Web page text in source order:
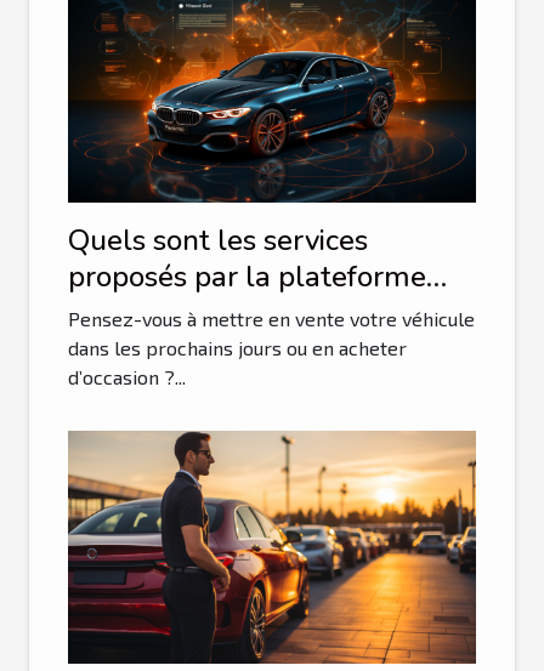
Quels sont les services
proposés par la plateforme
Auto portail et qu’en est-il de
sa fiabilité ?
Pensez-vous à mettre en vente votre véhicule
dans les prochains jours ou en acheter
d’occasion ?...